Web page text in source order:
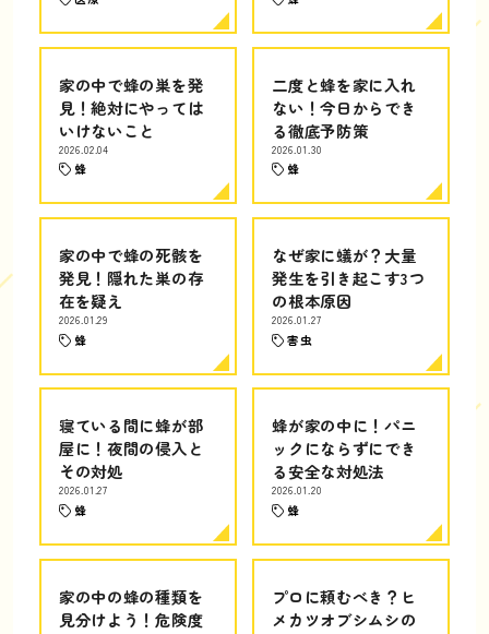
家の中で蜂の巣を発
見！絶対にやっては
いけないこと
2026.02.04
蜂
二度と蜂を家に入れ
ない！今日からでき
る徹底予防策
2026.01.30
蜂
家の中で蜂の死骸を
発見！隠れた巣の存
在を疑え
2026.01.29
蜂
なぜ家に蟻が？大量
発生を引き起こす3つ
の根本原因
2026.01.27
害虫
寝ている間に蜂が部
屋に！夜間の侵入と
その対処
2026.01.27
蜂
蜂が家の中に！パニ
ックにならずにでき
る安全な対処法
2026.01.20
蜂
家の中の蜂の種類を
見分けよう！危険度
プロに頼むべき？ヒ
メカツオブシムシの